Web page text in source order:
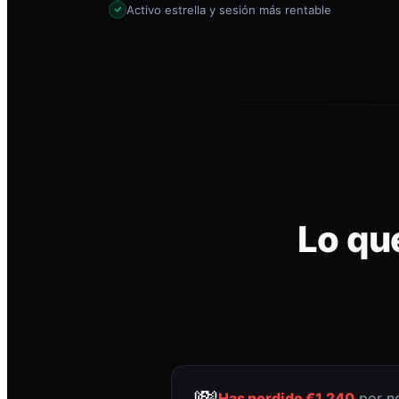
Activo estrella y sesión más rentable
Lo